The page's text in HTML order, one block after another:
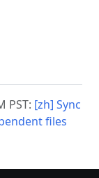
PST: [zh] Sync
files